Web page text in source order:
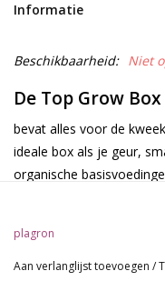
Informatie
Beschikbaarheid: Niet
De Top Grow
bevat alles voor de
ideale box als je geur,
organische
Gebruik
plagron
Aan verlanglijst toevoegen /